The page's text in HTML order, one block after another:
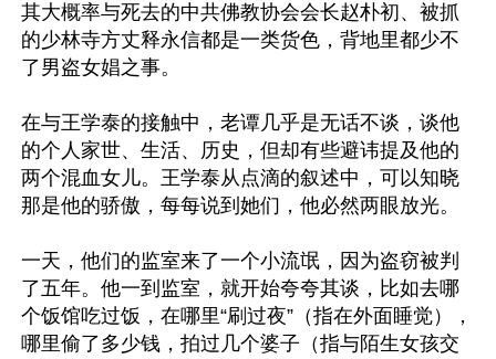
其大概率与死去的中共佛教协会会长赵朴初、被抓
的少林寺方丈释永信都是一类货色，背地里都少不
了男盗女娼之事。
在与王学泰的接触中，老谭几乎是无话不谈，谈他
的个人家世、生活、历史，但却有些避讳提及他的
两个混血女儿。王学泰从点滴的叙述中，可以知晓
那是他的骄傲，每每说到她们，他必然两眼放光。
一天，他们的监室来了一个小流氓，因为盗窃被判
了五年。他一到监室，就开始夸夸其谈，比如去哪
个饭馆吃过饭，在哪里“刷过夜”（指在外面睡觉），
哪里偷了多少钱，拍过几个婆子（指与陌生女孩交